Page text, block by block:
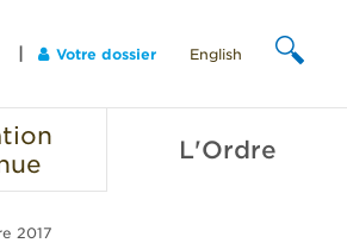
Votre dossier English
L'Ordre
2017